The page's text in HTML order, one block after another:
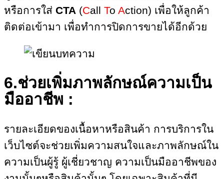
หรือการใส่ CTA (Call To Action) เพื่อให้ลูกค้า
ติดต่อเข้ามา เพื่อทำการปิดการขายได้อีกด้วย
6.ช่วยเพิ่มภาพลักษณ์ความเป็น
มืออาชีพ :
รายละเอียดของเนื้อหาหรือสินค้า การบริการใน
เว็บไซต์จะช่วยเพิ่มความสนใจและภาพลักษณ์ใน
ความเป็นผู้รู้ ผู้เชี่ยวชาญ ความเป็นมืออาชีพของ